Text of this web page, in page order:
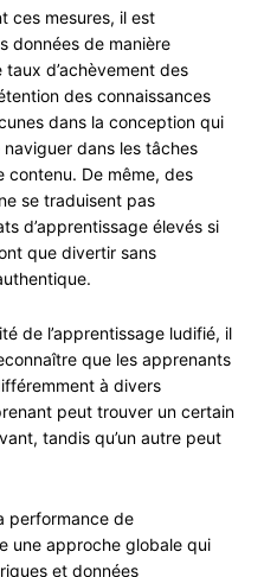
ces mesures, il est
données de manière
d’achèvement des
des connaissances
dans la conception qui
dans les tâches
contenu. De même, des
se traduisent pas
d’apprentissage élevés si
que divertir sans
de l’apprentissage ludifié, il
que les apprenants
à divers
peut trouver un certain
tandis qu’un autre peut
performance de
une approche globale qui
et données